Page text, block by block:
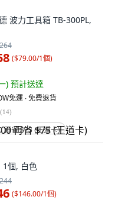
波力工具箱 TB-300PL,
($79.00/1個)
) 預計送達
免運 ∙ 免費退貨
(14)
再省 $75 (王道卡)
1個, 白色
($146.00/1個)